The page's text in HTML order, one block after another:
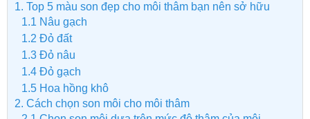
1. Top 5 màu son đẹp cho môi thâm bạn nên sở hữu
1.1 Nâu gạch
1.2 Đỏ đất
1.3 Đỏ nâu
1.4 Đỏ gạch
1.5 Hoa hồng khô
2. Cách chọn son môi cho môi thâm